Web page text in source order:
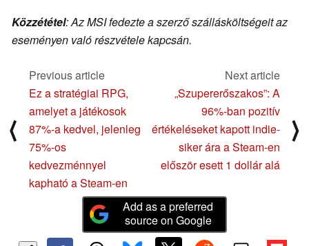
Közzététel: Az MSI fedezte a szerző szállásköltségeit az
eseményen való részvétele kapcsán.
⟨
Previous article
Ez a stratégiai RPG,
amelyet a játékosok
87%-a kedvel, jelenleg
75%-os
kedvezménnyel
kapható a Steam-en
Next article
„Szupererőszakos”: A
96%-ban pozitív
értékeléseket kapott indie-
siker ára a Steam-en
először esett 1 dollár alá
⟩
Add as a preferred
source on Google